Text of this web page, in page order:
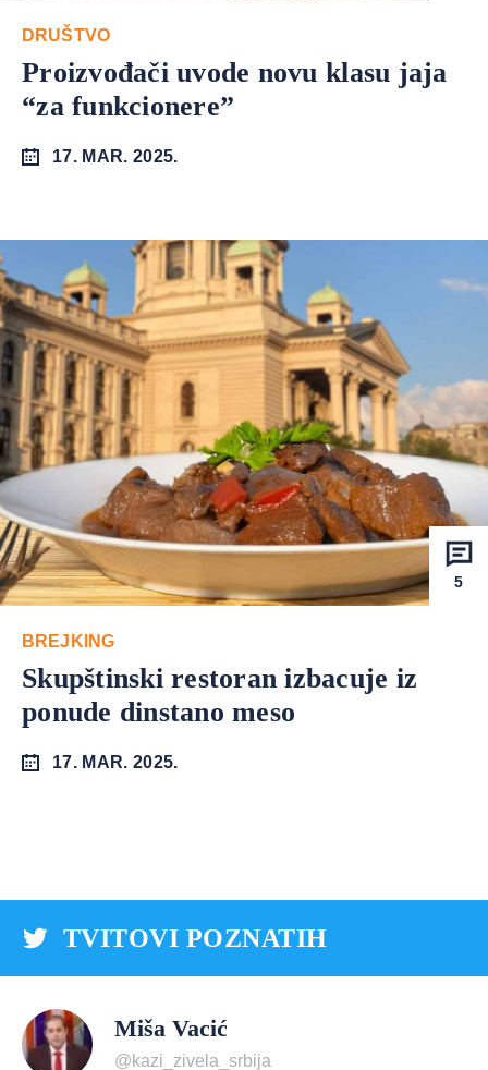
DRUŠTVO
Proizvođači uvode novu klasu jaja
“za funkcionere”
17. MAR. 2025.
5
BREJKING
Skupštinski restoran izbacuje iz
ponude dinstano meso
17. MAR. 2025.
TVITOVI POZNATIH
Miša Vacić
@kazi_zivela_srbija